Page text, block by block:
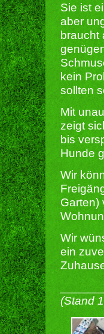
Sie ist
aber
braucht
kein
sollten
Mit
zeigt
bis
Hunde
Wir
Garten)
Wir
ein
(Stand